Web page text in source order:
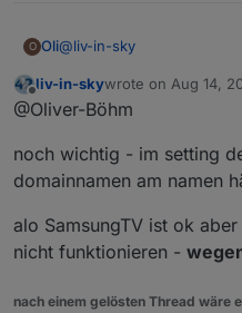
O Oli@liv-in-sky
funktioniert super
Offline
liv-in-skywrote on Aug 14,
last edited by
@Oliver-Böhm
noch wichtig - im setting
domainnamen am namen
alo SamsungTV ist ok
nicht funktionieren -
nach einem gelösten Thread wäre